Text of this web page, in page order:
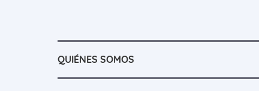
QUIÉNES SOMOS